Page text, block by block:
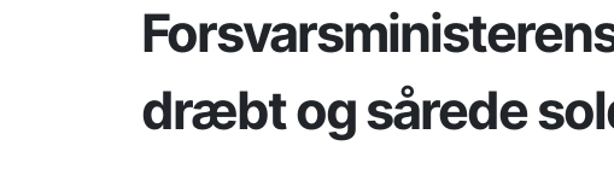
dræbt og sårede